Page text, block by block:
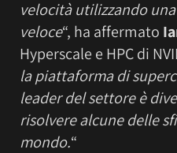
velocità utilizzando
veloce“, ha affermato
Hyperscale e HPC di
la piattaforma di
leader del settore è
risolvere alcune delle
mondo.“